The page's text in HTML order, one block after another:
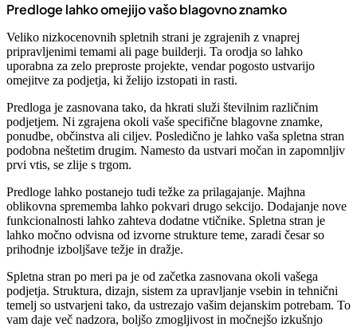
Predloge lahko omejijo vašo blagovno znamko
Veliko nizkocenovnih spletnih strani je zgrajenih z vnaprej
pripravljenimi temami ali page builderji. Ta orodja so lahko
uporabna za zelo preproste projekte, vendar pogosto ustvarijo
omejitve za podjetja, ki želijo izstopati in rasti.
Predloga je zasnovana tako, da hkrati služi številnim različnim
podjetjem. Ni zgrajena okoli vaše specifične blagovne znamke,
ponudbe, občinstva ali ciljev. Posledično je lahko vaša spletna stran
podobna neštetim drugim. Namesto da ustvari močan in zapomnljiv
prvi vtis, se zlije s trgom.
Predloge lahko postanejo tudi težke za prilagajanje. Majhna
oblikovna sprememba lahko pokvari drugo sekcijo. Dodajanje nove
funkcionalnosti lahko zahteva dodatne vtičnike. Spletna stran je
lahko močno odvisna od izvorne strukture teme, zaradi česar so
prihodnje izboljšave težje in dražje.
Spletna stran po meri pa je od začetka zasnovana okoli vašega
podjetja. Struktura, dizajn, sistem za upravljanje vsebin in tehnični
temelj so ustvarjeni tako, da ustrezajo vašim dejanskim potrebam. To
vam daje več nadzora, boljšo zmogljivost in močnejšo izkušnjo